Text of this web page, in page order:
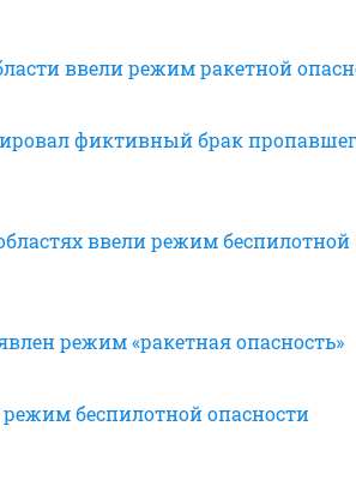
ввели режим ракетной
фиктивный брак
ввели режим беспилотной
режим «ракетная опасность»
беспилотной опасности